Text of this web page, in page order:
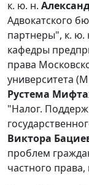
к. ю. н.
Адвокатского
партнеры", к. ю.
кафедры
права
университета
Рустема
"Налог.
Виктора
проблем
частного права,